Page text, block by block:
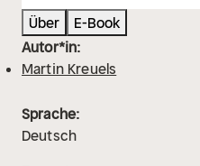
Über
E-Book
Autor*in:
Martin Kreuels
Sprache:
Deutsch